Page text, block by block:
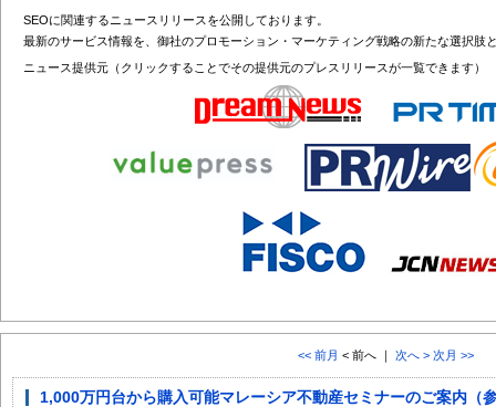
SEOに関連するニュースリリースを公開しております。
最新のサービス情報を、御社のプロモーション・マーケティング戦略の新たな選択肢
ニュース提供元（クリックすることでその提供元のプレスリリースが一覧できます）
<< 前月 < 前へ ｜ 次へ > 次月 >>
1,000万円台から購入可能マレーシア不動産セミナーのご案内（